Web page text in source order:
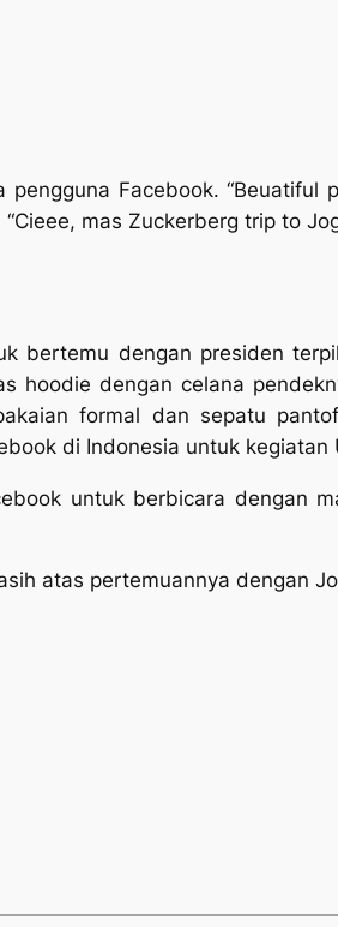
Facebook. “Beuatiful
Cieee, mas Zuckerberg trip to
bertemu dengan presiden
hoodie dengan celana
formal dan sepatu
di Indonesia untuk kegiatan
untuk berbicara dengan
atas pertemuannya dengan